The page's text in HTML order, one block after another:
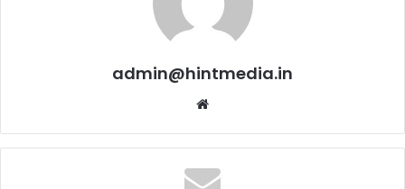
admin@hintmedia.in